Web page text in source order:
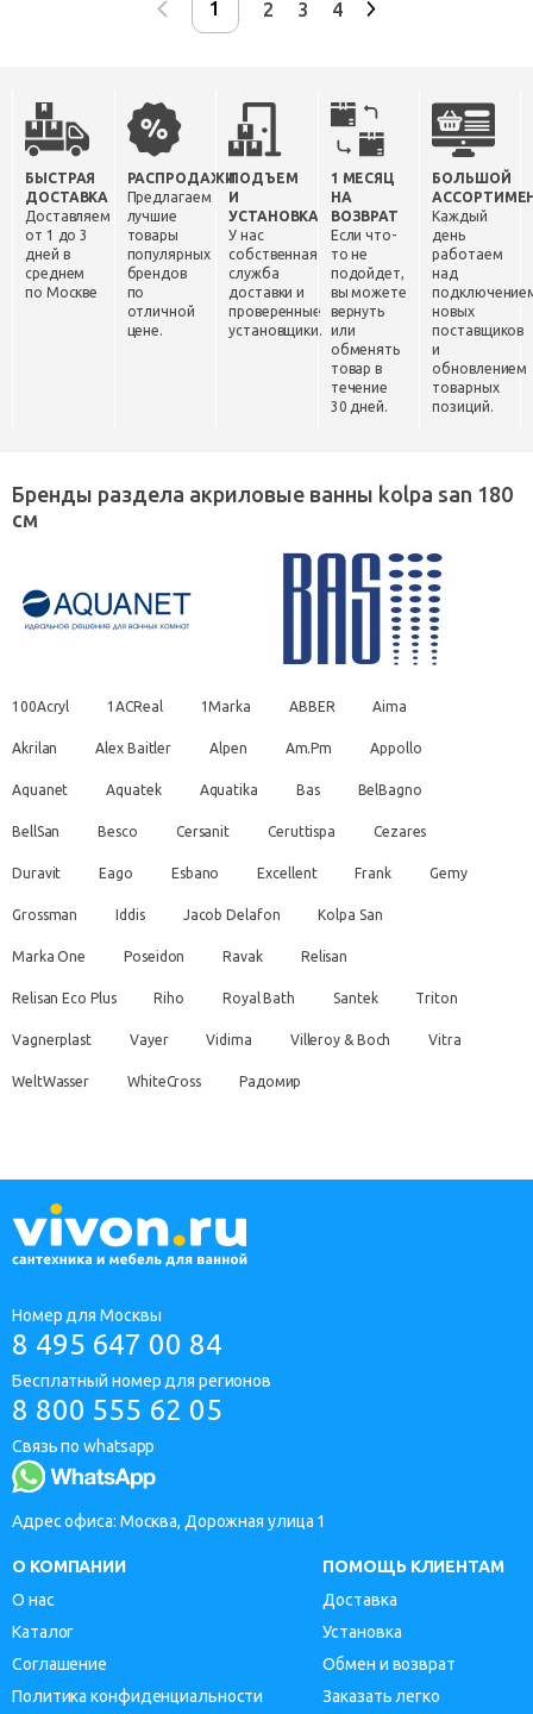
2 3 4
БЫСТРАЯ
ДОСТАВКА
Доставляем
от 1 до 3
дней в
среднем
по Москве
РАСПРОДАЖИ
Предлагаем
лучшие
товары
популярных
брендов
по
отличной
цене.
ПОДЪЕМ
И
УСТАНОВКА
У нас
собственная
служба
доставки и
проверенные
установщики.
1 МЕСЯЦ
НА
ВОЗВРАТ
Если что-
то не
подойдет,
вы можете
вернуть
или
обменять
товар в
течение
30 дней.
БОЛЬШОЙ
Каждый
день
работаем
над
новых
поставщиков
и
обновлением
товарных
позиций.
Бренды раздела акриловые ванны kolpa san 180
см
100Acryl 1ACReal 1Marka ABBER Aima
Akrilan Alex Baitler Alpen Am.Pm Appollo
Aquanet Aquatek Aquatika Bas BelBagno
BellSan Besco Cersanit Ceruttispa Cezares
Duravit Eago Esbano Excellent Frank Gemy
Grossman Iddis Jacob Delafon Kolpa San
Marka One Poseidon Ravak Relisan
Relisan Eco Plus Riho Royal Bath Santek Triton
Vagnerplast Vayer Vidima Villeroy & Boch Vitra
WeltWasser WhiteCross Радомир
Номер для Москвы
8 495 647 00 84
Бесплатный номер для регионов
8 800 555 62 05
Связь по whatsapp
Адрес офиса: Москва, Дорожная улица 1
О КОМПАНИИ
О нас
Каталог
Соглашение
Политика конфиденциальности
ПОМОЩЬ КЛИЕНТАМ
Доставка
Установка
Обмен и возврат
Заказать легко